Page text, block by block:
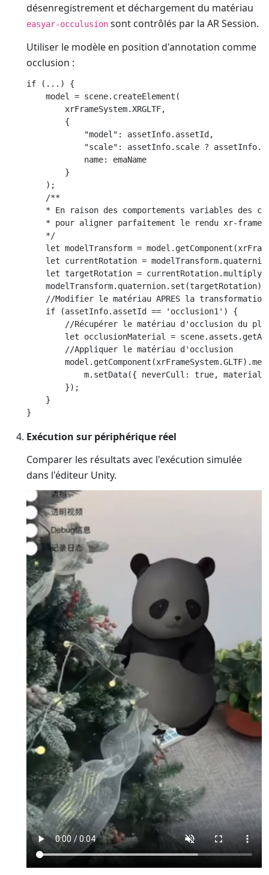
désenregistrement et déchargement du matériau
easyar-occulusion sont contrôlés par la AR Session.
Utiliser le modèle en position d'annotation comme
occlusion :
if (...) {
    model = scene.createElement(
        xrFrameSystem.XRGLTF,
        {
            "model": assetInfo.assetId,
"scale": assetInfo.scale ?
            name: emaName
        }
    );
    /**
* En raison des comportements variables des
* pour aligner parfaitement le rendu xr-frame
    */
let modelTransform =
let currentRotation =
let targetRotation =
    modelTransform.quaternion.set(targetRotation);
    //Modifier le matériau APRES la transformation
    if (assetInfo.assetId == 'occlusion1') {
//Récupérer le matériau d'occlusion du
let occlusionMaterial =
        //Appliquer le matériau d'occlusion
m.setData({ neverCull: true,
        });
    }
Exécution sur périphérique réel
Comparer les résultats avec l'exécution simulée
dans l'éditeur Unity.